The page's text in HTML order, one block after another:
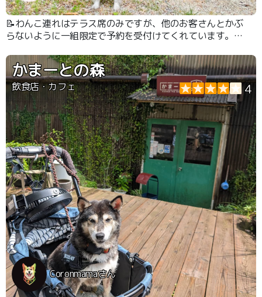
📝わんこ連れはテラス席のみですが、他のお客さんとかぶ
らないように一組限定で予約を受付けてくれています。
いと思います😊 この日いただいたのは『ローストビーフ
のひつまぶし』 とても美味しかったです😋
かまーとの森
飲食店・カフェ 4
Coronmamaさん